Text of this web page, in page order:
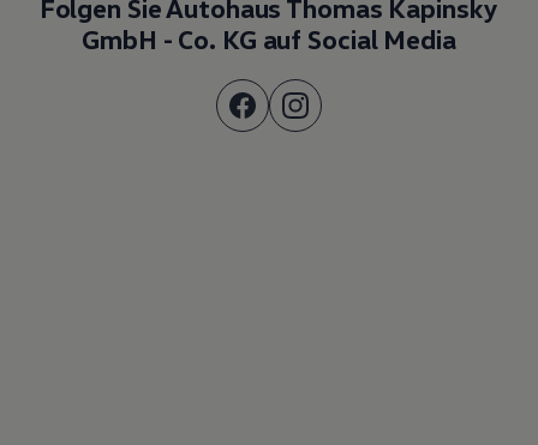
Folgen Sie Autohaus Thomas Kapinsky
GmbH - Co. KG auf Social Media